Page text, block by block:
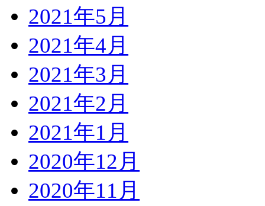
2021年5月
2021年4月
2021年3月
2021年2月
2021年1月
2020年12月
2020年11月